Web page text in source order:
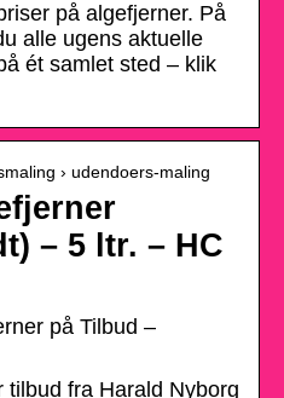
på algefjerner. På
alle ugens aktuelle
ét samlet sted – klik
› udendoers-maling
– 5 ltr. – HC
på Tilbud –
fra Harald Nyborg